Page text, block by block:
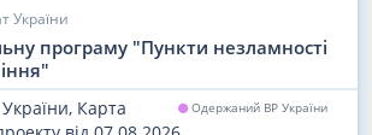
Комплаєнс
України
програму "Пункти незламності
Одержаний ВР України
Карта